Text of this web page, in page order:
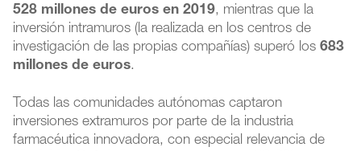
528 millones de euros en 2019, mientras que la
inversión intramuros (la realizada en los centros de
investigación de las propias compañías) superó los683
millones de euros.
Todas las comunidades autónomas captaron
inversiones extramuros por parte de la industria
farmacéutica innovadora, con especial relevancia de